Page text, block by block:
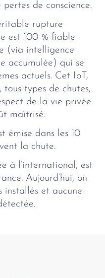
de conscience.
rupture
est 100 % fiable
(via intelligence
accumulée) qui se
actuels. Cet IoT,
tous types de chutes,
de la vie privée
maîtrisé.
émise dans les 10
la chute.
à l’international, est
Aujourd’hui, on
installés et aucune